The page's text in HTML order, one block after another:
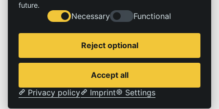
future.
Necessary Functional
Reject optional
Accept all
Privacy policy
Imprint Settings
Gremien
Stellenangebote
Impressum
Impressum
Datenschutzerklärung
© 2026 | IZT – Institut für Zukunftsstudien und Technologiebewertung gemeinnützige GmbH